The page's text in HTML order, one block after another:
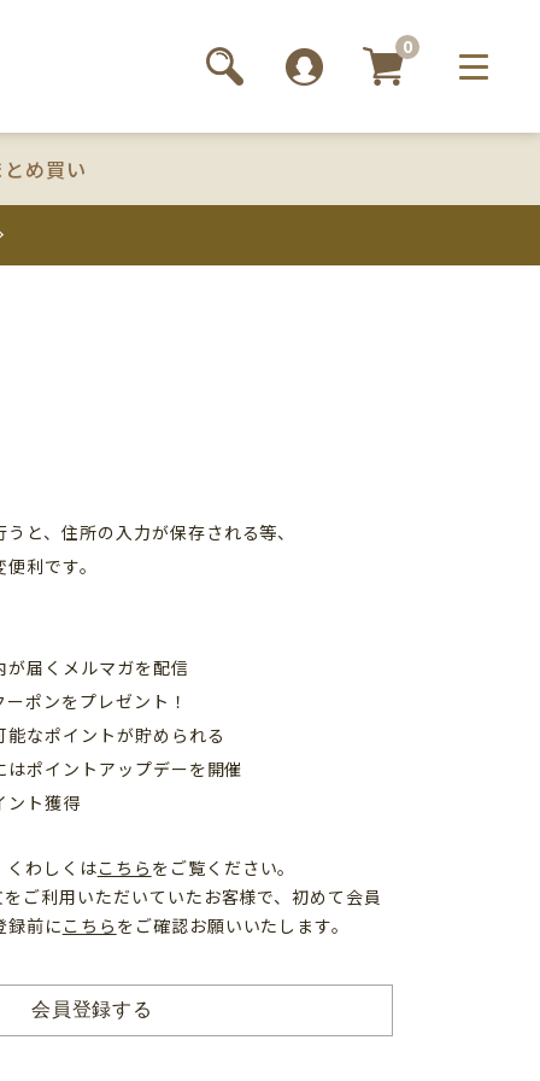
0
とめ買い
と、住所の入力が保存される等、
利です。
が届くメルマガを配信
ポンをプレゼント！
能なポイントが貯められる
ポイントアップデーを開催
ント獲得
わしくはこちら をご覧ください。
ご利用いただいていたお客様で、初めて会員
録前に こちら をご確認お願いいたします。
会員登録する